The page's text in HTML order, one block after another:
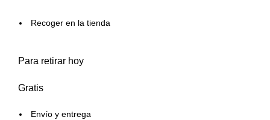
Recoger en la tienda
Para retirar hoy
Gratis
Envío y entrega